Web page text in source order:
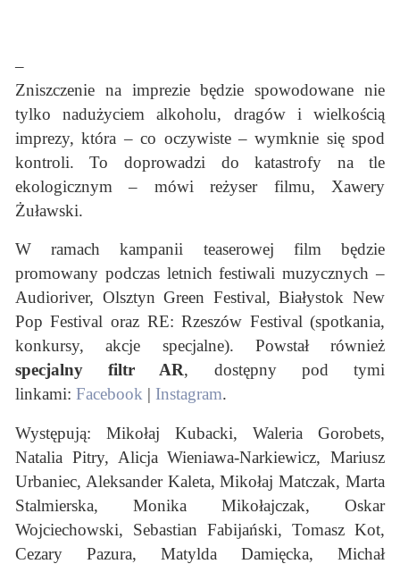
–
Zniszczenie na imprezie będzie spowodowane nie
tylko nadużyciem alkoholu, dragów i wielkością
imprezy, która – co oczywiste – wymknie się spod
kontroli. To doprowadzi do katastrofy na tle
ekologicznym – mówi reżyser filmu, Xawery
Żuławski.
W ramach kampanii teaserowej film będzie
promowany podczas letnich festiwali muzycznych –
Audioriver, Olsztyn Green Festival, Białystok New
Pop Festival oraz RE: Rzeszów Festival (spotkania,
konkursy, akcje specjalne). Powstał również
specjalny filtr AR, dostępny pod tymi
linkami: Facebook| Instagram.
Występują: Mikołaj Kubacki, Waleria Gorobets,
Natalia Pitry, Alicja Wieniawa-Narkiewicz, Mariusz
Urbaniec, Aleksander Kaleta, Mikołaj Matczak, Marta
Stalmierska, Monika Mikołajczak, Oskar
Wojciechowski, Sebastian Fabijański, Tomasz Kot,
Cezary Pazura, Matylda Damięcka, Michał